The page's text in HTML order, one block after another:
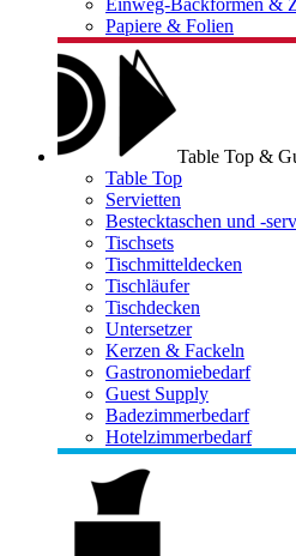
Einweg-Backformen &
Papiere & Folien
Table Top &
Table Top
Servietten
Bestecktaschen und -
Tischsets
Tischmitteldecken
Tischläufer
Tischdecken
Untersetzer
Kerzen & Fackeln
Gastronomiebedarf
Guest Supply
Badezimmerbedarf
Hotelzimmerbedarf